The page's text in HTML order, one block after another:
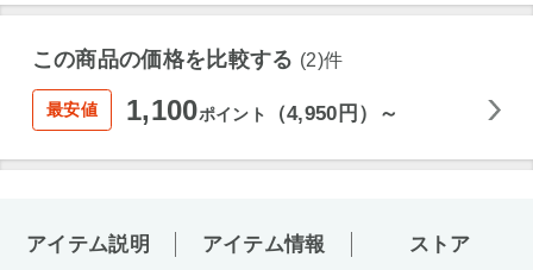
この商品の価格を比較する (2)件
最安値 1,100ポイント （4,950円）～
アイテム説明 アイテム情報 ストア